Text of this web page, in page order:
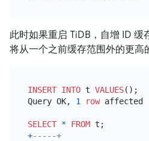
此时如果重启 TiDB，自增 ID 缓
将从一个之前缓存范围外的更高
INSERT INTO t VALUES();
Query OK, 1 row affected
SELECT * FROM
+-----+